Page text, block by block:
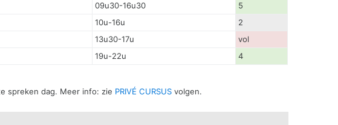
09u30-16u30
5
10u-16u
2
13u30-17u
vol
19u-22u 4
spreken dag. Meer info: zie PRIVÉ CURSUSvolgen.